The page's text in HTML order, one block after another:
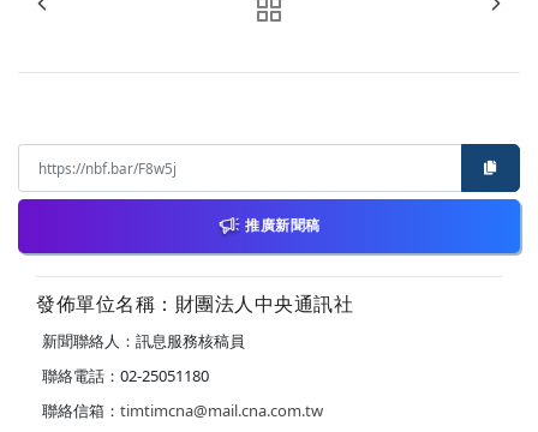
推廣新聞稿
發佈單位名稱：財團法人中央通訊社
新聞聯絡人：訊息服務核稿員
聯絡電話：02-25051180
聯絡信箱： timtimcna@mail.cna.com.tw